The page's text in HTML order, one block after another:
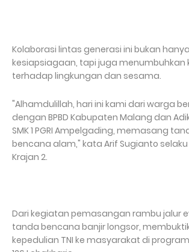
‎Kolaborasi lintas generasi ini bukan
kesiapsiagaan, tapi juga menumbuhkan
terhadap lingkungan dan sesama.
‎"Alhamdulillah, hari ini kami dari warga
dengan BPBD Kabupaten Malang dan
SMK 1 PGRI Ampelgading, memasang
bencana alam," kata Arif Sugianto selaku
Krajan 2.
‎Dari kegiatan pemasangan rambu jalur
tanda bencana banjir longsor,
kepedulian TNI ke masyarakat di program